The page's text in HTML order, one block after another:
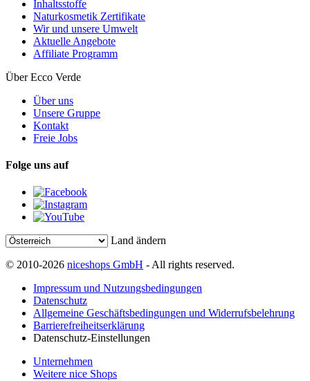
Inhaltsstoffe
Naturkosmetik Zertifikate
Wir und unsere Umwelt
Aktuelle Angebote
Affiliate Programm
Über Ecco Verde
Über uns
Unsere Gruppe
Kontakt
Freie Jobs
Folge uns auf
Land ändern
© 2010-2026 niceshops GmbH - All rights reserved.
Impressum und Nutzungsbedingungen
Datenschutz
Allgemeine Geschäftsbedingungen und Widerrufsbelehrung
Barrierefreiheitserklärung
Datenschutz-Einstellungen
Unternehmen
Weitere nice Shops